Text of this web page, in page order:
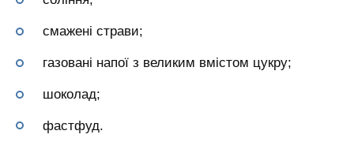
смажені страви;
газовані напої з великим вмістом цукру;
шоколад;
фастфуд.